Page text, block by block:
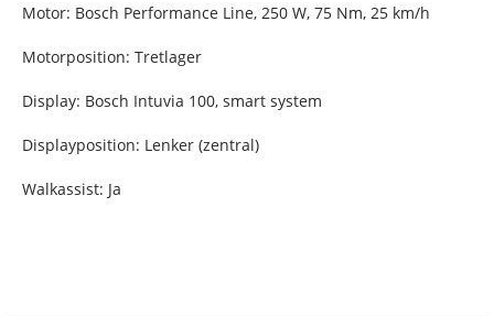
Motor: Bosch Performance Line, 250 W, 75 Nm, 25 km/h
Motorposition: Tretlager
Display: Bosch Intuvia 100, smart system
Displayposition: Lenker (zentral)
Walkassist: Ja